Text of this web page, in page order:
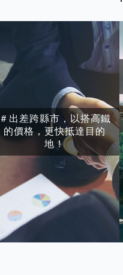
＃出差跨縣市，以搭高鐵
的價格，更快抵達目的
地！